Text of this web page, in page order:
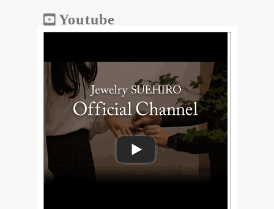
Youtube